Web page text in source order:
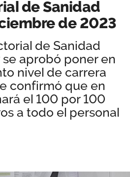
privada
de Sanidad
de 2023
de Sanidad
aprobó poner en
nivel de carrera
confirmó que en
el 100 por 100
a todo el personal